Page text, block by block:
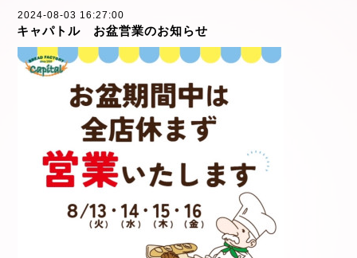
2024-08-03 16:27:00
キャパトル お盆営業のお知らせ